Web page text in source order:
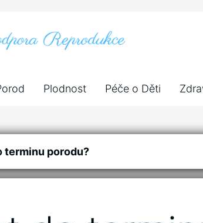
Plodnost Péče o Děti
terminu porodu?